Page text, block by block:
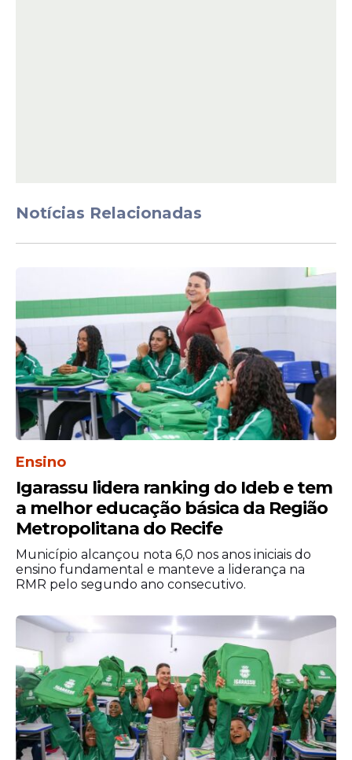
“Vocês vão contar com uma
pessoa que em tudo que faz na
vida é extremamente focada,
dedicada e atenciosa. Todas
prefeitas e prefeitos que estão
presidente que eu puder ser. E a
gente só vai conseguir isso se
vocês acreditarem no que a
gente está se propondo,
participando desta gestão”, frisou
Pedro Freitas.
A governadora Raquel Lyra participou da
cerimônia.
Notícias Relacionadas
Ensino
Igarassu lidera ranking do Ideb e tem
a melhor educação básica da Região
Metropolitana do Recife
Município alcançou nota 6,0 nos anos iniciais do
ensino fundamental e manteve a liderança na
RMR pelo segundo ano consecutivo.